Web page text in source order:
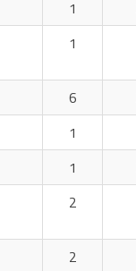
1
1
6
1
1
2
2